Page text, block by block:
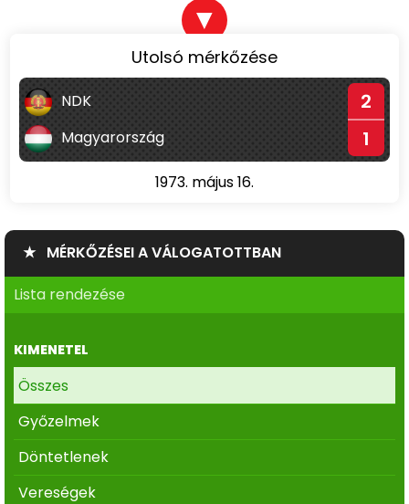
▼
Utolsó mérkőzése
NDK 2
Magyarország 1
1973. május 16.
★ MÉRKŐZÉSEI A VÁLOGATOTTBAN
Lista rendezése
KIMENETEL
Összes
Győzelmek
Döntetlenek
Vereségek